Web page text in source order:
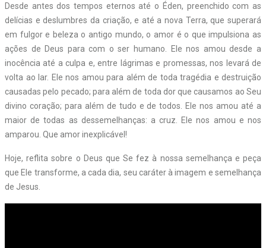
Desde antes dos tempos eternos até o Éden, preenchido com as
delícias e deslumbres da criação, e até a nova Terra, que superará
em fulgor e beleza o antigo mundo, o amor é o que impulsiona as
ações de Deus para com o ser humano. Ele nos amou desde a
inocência até a culpa e, entre lágrimas e promessas, nos levará de
volta ao lar. Ele nos amou para além de toda tragédia e destruição
causadas pelo pecado; para além de toda dor que causamos ao Seu
divino coração; para além de tudo e de todos. Ele nos amou até a
maior de todas as dessemelhanças: a cruz. Ele nos amou e nos
amparou. Que amor inexplicável!
Hoje, reflita sobre o Deus que Se fez à nossa semelhança e peça
que Ele transforme, a cada dia, seu caráter à imagem e semelhança
de Jesus.